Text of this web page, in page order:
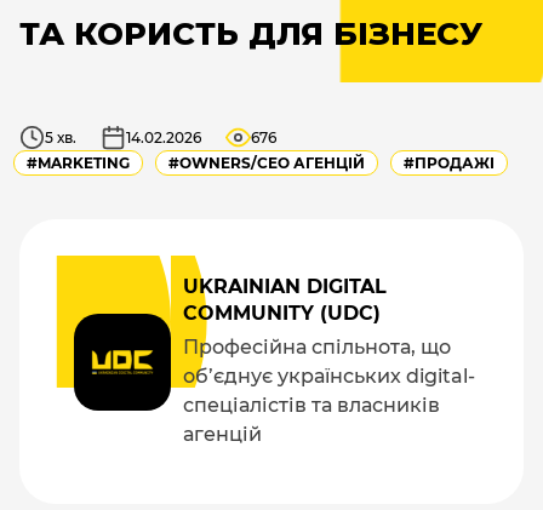
ТА КОРИСТЬ ДЛЯ БІЗНЕСУ
#MARKETING #OWNERS/СEO АГЕНЦІЙ #ПРОДАЖІ
5 хв. 14.02.2026 676
UKRAINIAN DIGITAL
COMMUNITY (UDC)
Професійна спільнота, що
об’єднує українських digital-
спеціалістів та власників
агенцій